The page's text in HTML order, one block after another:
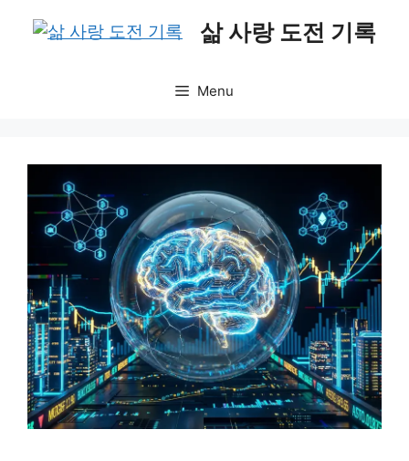
삶 사랑 도전 기록
Menu